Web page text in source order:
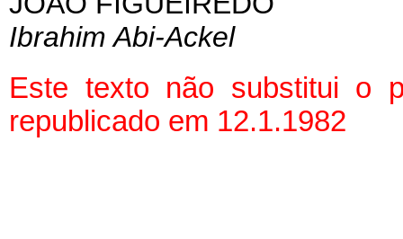
Ibrahim Abi-Ackel
Este texto não substitui o
republicado em 12.1.1982